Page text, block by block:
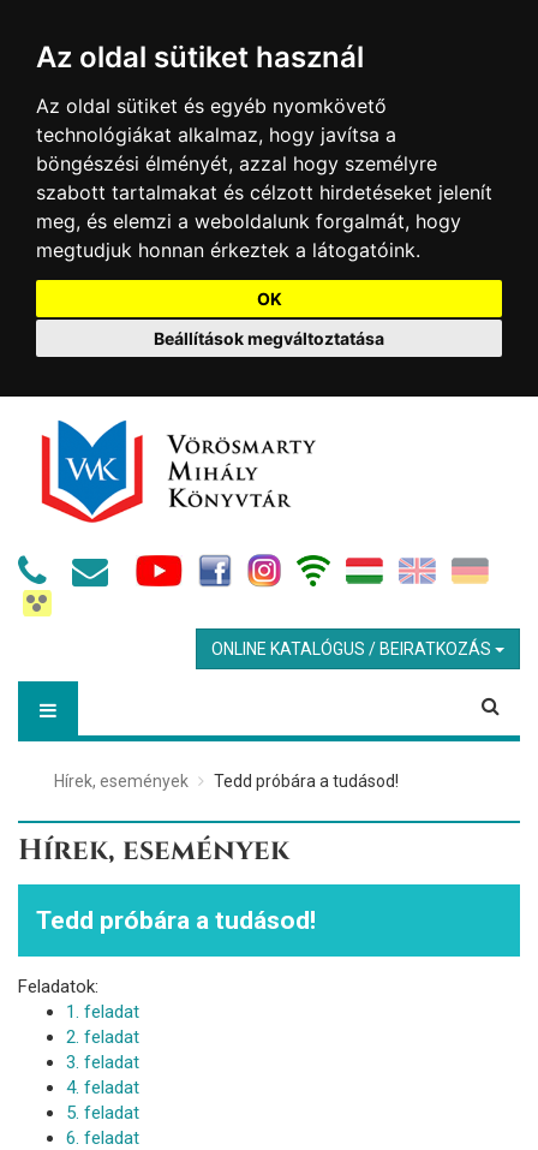
Az oldal sütiket használ
Az oldal sütiket és egyéb nyomkövető
technológiákat alkalmaz, hogy javítsa a
böngészési élményét, azzal hogy személyre
szabott tartalmakat és célzott hirdetéseket jelenít
meg, és elemzi a weboldalunk forgalmát, hogy
megtudjuk honnan érkeztek a látogatóink.
OK
Beállítások megváltoztatása
ONLINE KATALÓGUS / BEIRATKOZÁS
Hírek, események Tedd próbára a tudásod!
Hírek, események
Tedd próbára a tudásod!
Feladatok:
1. feladat
2. feladat
3. feladat
4. feladat
5. feladat
6. feladat